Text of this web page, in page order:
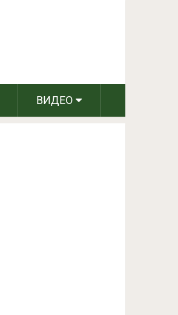
ВИДЕО